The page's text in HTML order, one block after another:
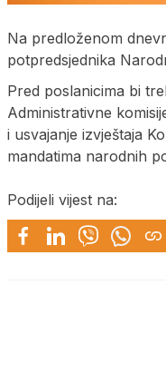
Na predloženom
potpredsjednika
Pred poslanicima bi
Administrativne
i usvajanje izvještaja
mandatima narodnih
Podijeli vijest na: